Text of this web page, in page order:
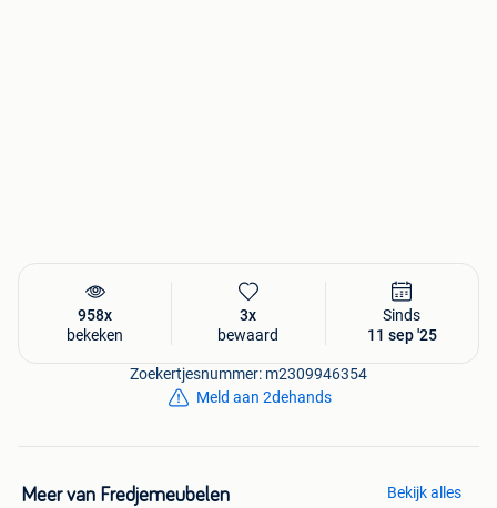
958x
bekeken
3x
bewaard
Sinds
11 sep '25
Zoekertjesnummer: m2309946354
Meld aan 2dehands
Meer van Fredjemeubelen Bekijk alles